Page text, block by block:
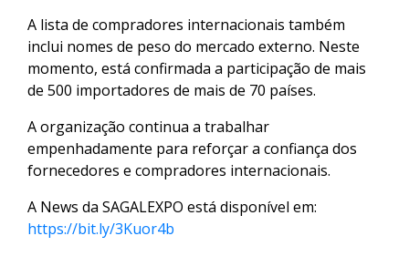
A lista de compradores internacionais também
inclui nomes de peso do mercado externo. Neste
momento, está confirmada a participação de mais
de 500 importadores de mais de 70 países.
A organização continua a trabalhar
empenhadamente para reforçar a confiança dos
fornecedores e compradores internacionais.
A News da SAGALEXPO está disponível em:
https://bit.ly/3Kuor4b